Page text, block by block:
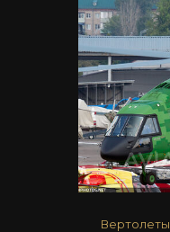
Вертолеты